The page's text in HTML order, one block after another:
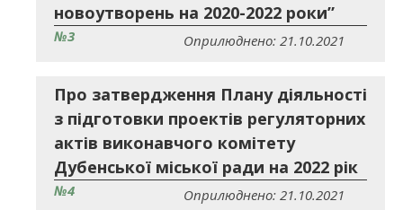
новоутворень на 2020-2022 роки”
№3 Оприлюднено: 21.10.2021
Про затвердження Плану діяльності
з підготовки проектів регуляторних
актів виконавчого комітету
Дубенської міської ради на 2022 рік
№4 Оприлюднено: 21.10.2021